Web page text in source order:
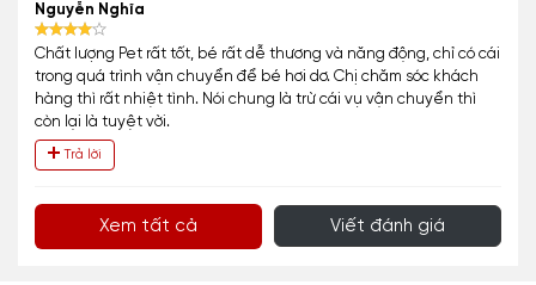
Nguyễn Nghĩa
Chất lượng Pet rất tốt, bé rất dễ thương và năng động, chỉ có cái
trong quá trình vận chuyển để bé hơi dơ. Chị chăm sóc khách
hàng thì rất nhiệt tình. Nói chung là trừ cái vụ vận chuyển thì
còn lại là tuyệt vời.
Trả lời
Xem tất cả Viết đánh giá